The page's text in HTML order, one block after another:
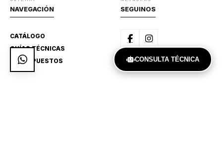
NAVEGACIÓN
CATÁLOGO
GUÍAS TÉCNICAS
PRESUPUESTOS
SEGUINOS
CONSULTA TÉCNICA